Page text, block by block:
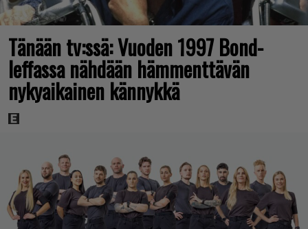
Tänään tv:ssä: Vuoden 1997 Bond-
leffassa nähdään hämmenttävän
nykyaikainen kännykkä